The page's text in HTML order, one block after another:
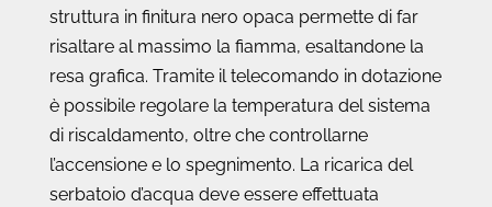
struttura in finitura nero opaca permette di far
risaltare al massimo la fiamma, esaltandone la
resa grafica. Tramite il telecomando in dotazione
è possibile regolare la temperatura del sistema
di riscaldamento, oltre che controllarne
l’accensione e lo spegnimento. La ricarica del
serbatoio d’acqua deve essere effettuata